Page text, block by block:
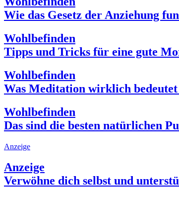
Wie das Gesetz der Anziehung
Wohlbefinden
Tipps und Tricks für eine gute
Wohlbefinden
Was Meditation wirklich
Wohlbefinden
Das sind die besten natürlichen
Anzeige
Anzeige
Verwöhne dich selbst und